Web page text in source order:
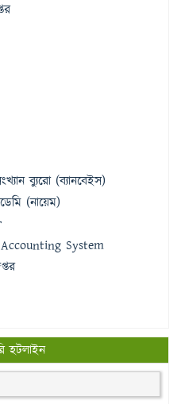
ব্যুরো (ব্যানবেইস)
(নায়েম)
System
হটলাইন